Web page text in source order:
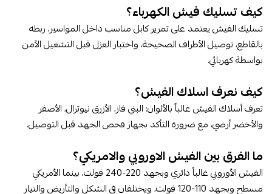
كيف تسليك فيش الكهرباء​؟
تسليك الفيش يعتمد على تمرير كابل مناسب داخل المواسير، ربطه
بالقاطع، توصيل الأطراف الصحيحة، واختبار العزل قبل التشغيل الآمن
بواسطة كهربائي.
كيف نعرف اسلاك الفيش​؟
تعرف أسلاك الفيش غالباً بالألوان: البني فاز، الأزرق نيوترال، الأصفر
والأخضر أرضي، مع ضرورة التأكد بجهاز فحص الجهد قبل التوصيل.
ما الفرق بين الفيش الاوروبي والامريكي​؟
الفيش الأوروبي غالباً دائري وبجهد 220-240 فولت، بينما الأمريكي
مسطح وبجهد 110-120 فولت، ويختلفان في الشكل والتأريض والتيار